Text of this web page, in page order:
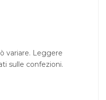
variare. Leggere
sulle confezioni.